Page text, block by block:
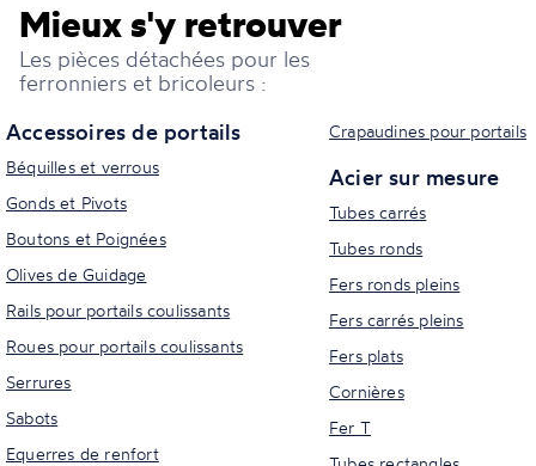
Mieux s'y retrouver
Les pièces détachées pour les
ferronniers et bricoleurs :
Accessoires de portails
Béquilles et verrous
Gonds et Pivots
Boutons et Poignées
Olives de Guidage
Rails pour portails coulissants
Roues pour portails coulissants
Serrures
Sabots
Equerres de renfort
Crapaudines pour portails
Acier sur mesure
Tubes carrés
Tubes ronds
Fers ronds pleins
Fers carrés pleins
Fers plats
Cornières
Fer T